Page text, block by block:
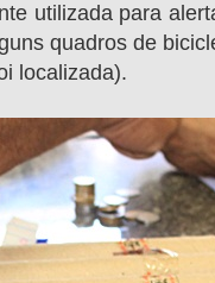
utilizada para
quadros de
localizada).